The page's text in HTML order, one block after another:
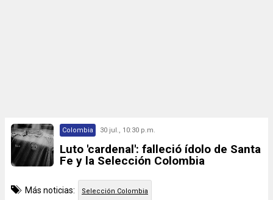
Colombia 30 jul., 10:30 p.m.
Luto 'cardenal': falleció ídolo de Santa
Fe y la Selección Colombia
Más noticias: Selección Colombia